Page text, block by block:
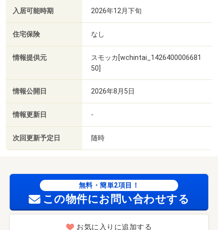
入居可能時期 2026年12月下旬
住宅保険 なし
情報提供元
スモッカ[wchintai_1426400006681
50]
情報公開日 2026年8月5日
情報更新日 -
次回更新予定日 随時
無料・簡単2項目！
この物件にお問い合わせする
お気に入りに追加する